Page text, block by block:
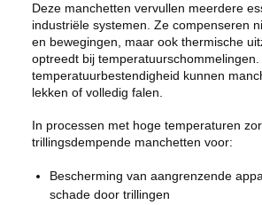
Deze manchetten vervullen meerdere
industriële systemen. Ze compenseren
en bewegingen, maar ook thermische
optreedt bij
temperatuurbestendigheid kunnen
lekken of volledig falen.
In processen met hoge temperaturen
trillingsdempende manchetten voor:
Bescherming van aangrenzende
schade door trillingen